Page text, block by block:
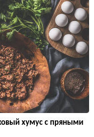
хумус с пряными